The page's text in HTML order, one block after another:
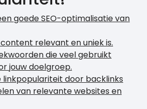
goede SEO-optimalisatie van
relevant en uniek is.
die veel gebruikt
jouw doelgroep.
linkpopulariteit door backlinks
van relevante websites en